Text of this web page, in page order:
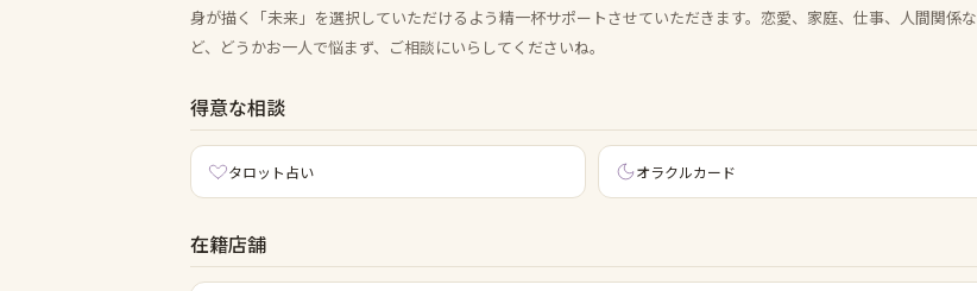
身が描く「未来」を選択していただけるよう精一杯サポートさせていただきます。恋愛、家庭、仕事、人間関係な
ど、どうかお一人で悩まず、ご相談にいらしてくださいね。
得意な相談
タロット占い オラクルカード
在籍店舗